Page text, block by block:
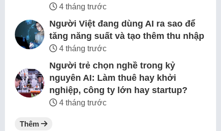
4 tháng trước
Người Việt đang dùng AI ra sao để
tăng năng suất và tạo thêm thu nhập
4 tháng trước
Người trẻ chọn nghề trong kỷ
nguyên AI: Làm thuê hay khởi
nghiệp, công ty lớn hay startup?
4 tháng trước
Thêm